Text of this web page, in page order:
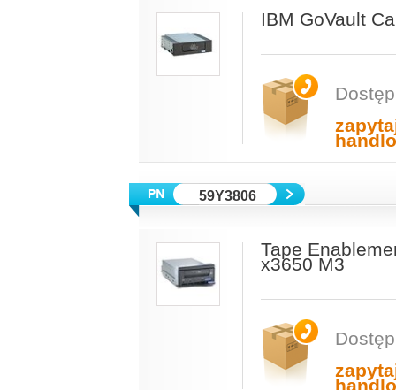
IBM GoVault
59Y3806
Tape
x3650 M3